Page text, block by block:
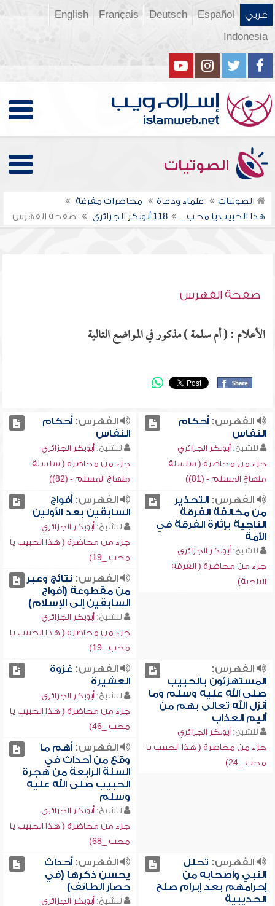
عربي Español
Deutsch
Français
English
Indonesia
الصوتيات
الصوتيات علماء ودعاة
محاضرات مفرغة
هذا الحبيب يا محب _118
أبوبكر الجزائري صفحة الفهرس
صفحة الفهرس
الأعلام : ( أم سلمة ) مذكور في المواضع التالية
الفهرس:أحكام
النفاس
للشيخ: أبوبكر الجزائري
جزء من محاضرة ( سلسلة
منهاج المسلم - (81))
الفهرس:أحكام
النفاس
للشيخ: أبوبكر الجزائري
جزء من محاضرة ( سلسلة
منهاج المسلم - (82))
الفهرس:التحذير
من مخالفة الفرقة
الناجية بإثارة الفرقة في
الأمة
للشيخ: أبوبكر الجزائري
جزء من محاضرة ( الفرقة
الناجية)
الفهرس:أفواج
السابقين بعد الأولين
للشيخ: أبوبكر الجزائري
جزء من محاضرة ( هذا الحبيب يا
محب _19)
الفهرس:نتائج وعبر
من مقطوعة (أفواج
السابقين إلى الإسلام)
للشيخ: أبوبكر الجزائري
جزء من محاضرة ( هذا الحبيب يا
محب _19)
الفهرس:
المستهزئون بالحبيب
صلى الله عليه وسلم وما
أنزل الله تعالى بهم من
أليم العذاب
للشيخ: أبوبكر الجزائري
جزء من محاضرة ( هذا الحبيب يا
محب _24)
الفهرس: غزوة
العشيرة
للشيخ: أبوبكر الجزائري
جزء من محاضرة ( هذا الحبيب يا
محب _46)
الفهرس:أهم ما
وقع من أحداث في
السنة الرابعة من هجرة
الحبيب صلى الله عليه
وسلم
للشيخ: أبوبكر الجزائري
جزء من محاضرة ( هذا الحبيب يا
محب _68)
الفهرس: تحلل
النبي وأصحابه من
إحرامهم بعد إبرام صلح
الحديبية
الفهرس:أحداث
يحسن ذكرها (في
حصار الطائف)
للشيخ: أبوبكر الجزائري